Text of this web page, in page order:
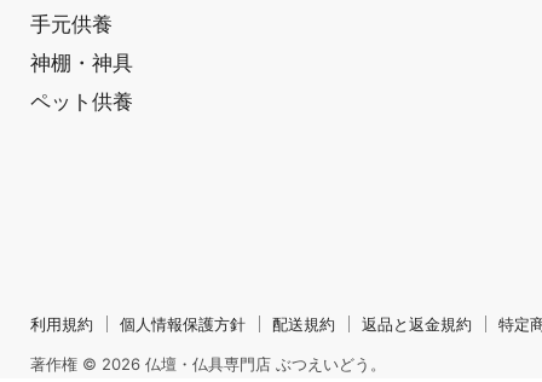
手元供養
神棚・神具
ペット供養
利用規約 個人情報保護方針 配送規約 返品と返金規約 特定
著作権 © 2026 仏壇・仏具専門店 ぶつえいどう。